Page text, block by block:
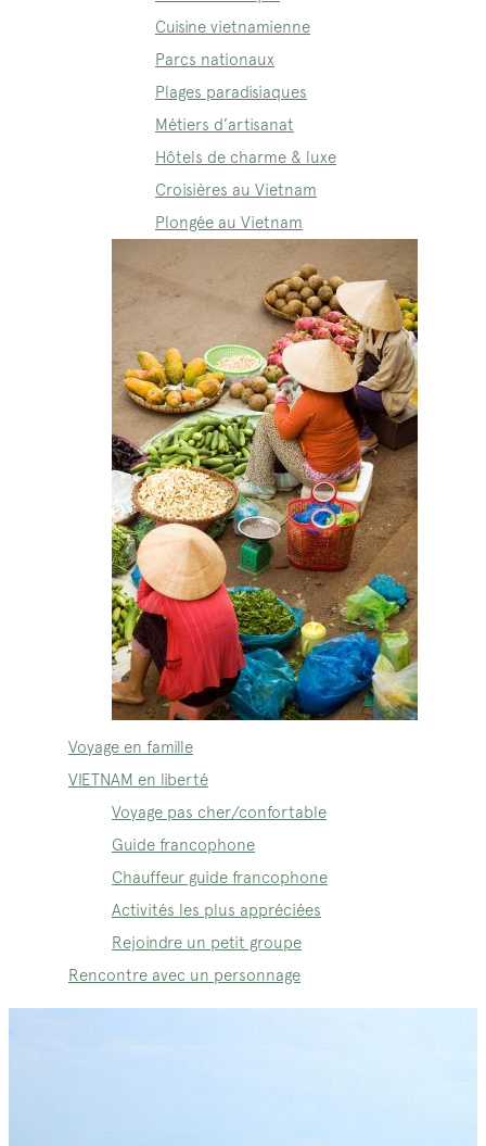
Cuisine vietnamienne
Parcs nationaux
Plages paradisiaques
Métiers d’artisanat
Hôtels de charme & luxe
Croisières au Vietnam
Plongée au Vietnam
Voyage en famille
VIETNAM en liberté
Voyage pas cher/confortable
Guide francophone
Chauffeur guide francophone
Activités les plus appréciées
Rejoindre un petit groupe
Rencontre avec un personnage